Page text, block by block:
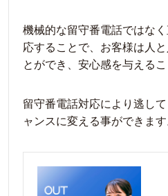
機械的な留守番電話ではな
応することで、お客様は人
とができ、安心感を与えるこ
留守番電話対応により逃し
ャンスに変える事ができます